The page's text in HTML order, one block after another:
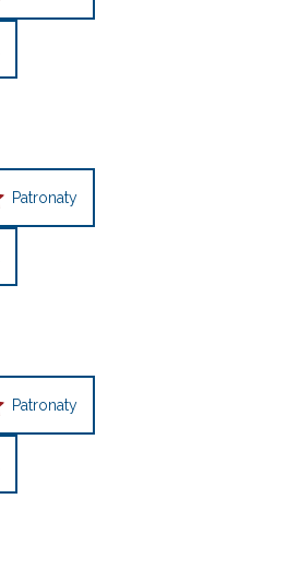
Patronaty
Patronaty